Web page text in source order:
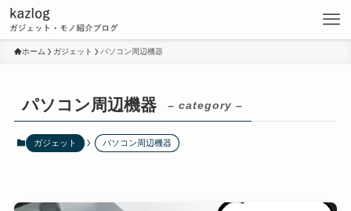
ホーム ガジェット パソコン周辺機器
パソコン周辺機器 – category –
ガジェット パソコン周辺機器